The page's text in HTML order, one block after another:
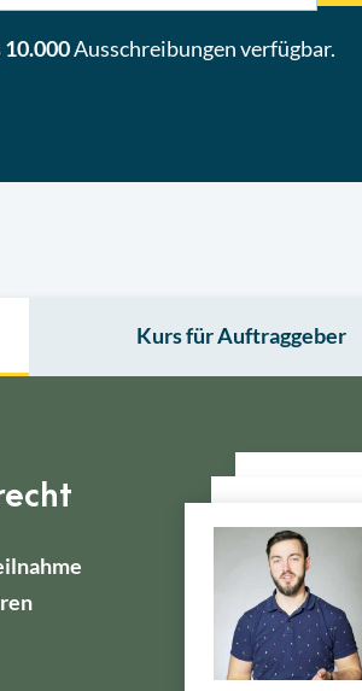
10.000Ausschreibungen verfügbar.
Kurs für Auftraggeber